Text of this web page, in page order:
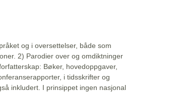
og i oversettelser, både som
2) Parodier over og omdiktninger
Bøker, hovedoppgaver,
i tidsskrifter og
inkludert. I prinsippet ingen nasjonal